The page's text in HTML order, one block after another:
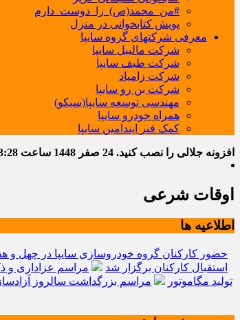
#من_محمد(ص)_را_دوست_دارم
پویش کتابخوانی در منزل
معرفی شرکتهای گروه سایپا
شرکت مالیبل سایپا
شرکت طیف سایپا
شرکت زامیاد
شرکت بن رو سایپا
مهندسی توسعه سایپا(سیکو)
همراه خودرو سایپا
کمک فنر ایندامین سایپا
افزونه جلالی را نصب کنید. 24 صفر 1448 ساعت
اوقات شرعی
اطلاعیه ها
حضور کارکنان گروه خودروسازی سایپا در چهل و
استقبال کارکنان برگزار شد
مراسم عزاداری و
تولید مگاموتور
مراسم بزرگداشت سالروز